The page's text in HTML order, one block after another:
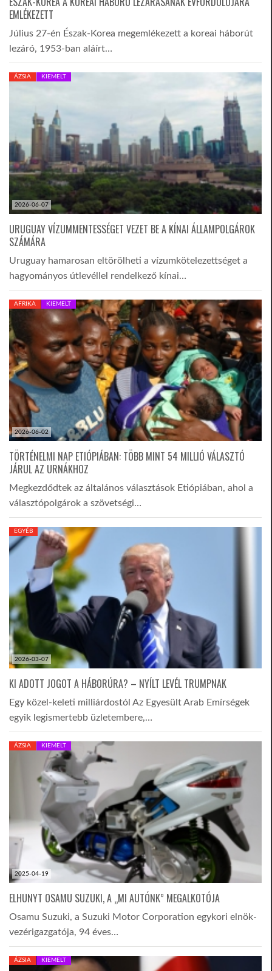
TROPICALMAGAZIN
GLOBOTV
A NAP SZÉPE
LINKTR.EE
DOBRAVERO.HU
LATIMO.HU
GLOBOBOOK
EMLÉKEZETT
Július 27-én Észak-Korea megemlékezett a koreai háborút
lezáró, 1953-ban aláírt…
2026-06-07
ÁZSIA KIEMELT
URUGUAY VÍZUMMENTESSÉGET VEZET BE A KÍNAI ÁLLAMPOLGÁROK
SZÁMÁRA
Uruguay hamarosan eltörölheti a vízumkötelezettséget a
hagyományos útlevéllel rendelkező kínai…
2026-06-02
AFRIKA KIEMELT
TÖRTÉNELMI NAP ETIÓPIÁBAN: TÖBB MINT 54 MILLIÓ VÁLASZTÓ
JÁRUL AZ URNÁKHOZ
Megkezdődtek az általános választások Etiópiában, ahol a
választópolgárok a szövetségi…
2026-03-07
EGYÉB
KI ADOTT JOGOT A HÁBORÚRA? – NYÍLT LEVÉL TRUMPNAK
Egy közel-keleti milliárdostól Az Egyesült Arab Emírségek
egyik legismertebb üzletembere,…
2025-04-19
ÁZSIA KIEMELT
ELHUNYT OSAMU SUZUKI, A „MI AUTÓNK” MEGALKOTÓJA
Osamu Suzuki, a Suzuki Motor Corporation egykori elnök-
vezérigazgatója, 94 éves…
ÁZSIA KIEMELT